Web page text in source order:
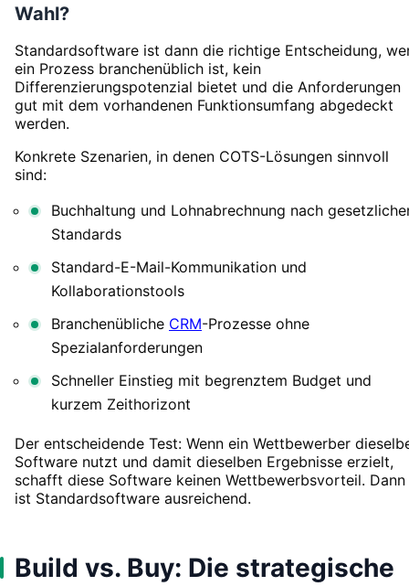
Wahl?
Standardsoftware ist dann die richtige Entscheidung,
ein Prozess branchenüblich ist, kein
Differenzierungspotenzial bietet und die Anforderungen
gut mit dem vorhandenen Funktionsumfang abgedeckt
werden.
Konkrete Szenarien, in denen COTS-Lösungen sinnvoll
sind:
Buchhaltung und Lohnabrechnung nach
Standards
Standard-E-Mail-Kommunikation und
Kollaborationstools
Branchenübliche CRM-Prozesse ohne
Spezialanforderungen
Schneller Einstieg mit begrenztem Budget und
kurzem Zeithorizont
Der entscheidende Test: Wenn ein Wettbewerber
Software nutzt und damit dieselben Ergebnisse erzielt,
schafft diese Software keinen Wettbewerbsvorteil. Dann
ist Standardsoftware ausreichend.
Build vs. Buy: Die strategische